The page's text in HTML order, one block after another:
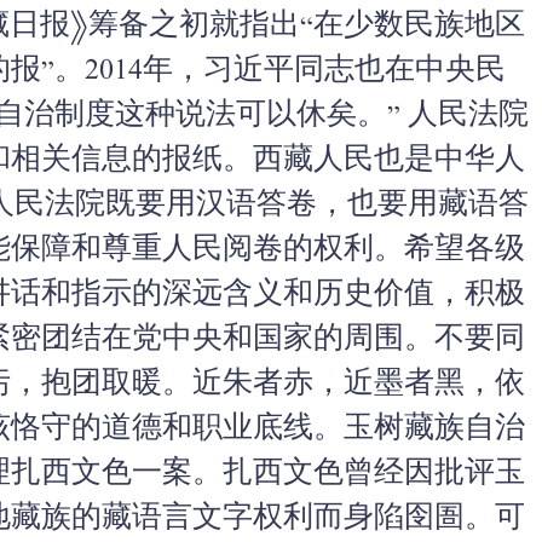
报》筹备之初就指出“在少数民族地区
”。2014年， 习近平同志也在中央民
治制度这种说法可以休矣。” 人民法院
关信息的报纸。 西藏人民也是中华人
法院既要用汉语答卷，也要用藏语答
障和尊重人民阅卷的权利。 希望各级
和指示的深远含义和历史价值，积极
密团结在党中央和国家的周围。 不要同
抱团取暖。近朱者赤， 近墨者黑，依
守的道德和职业底线。 玉树藏族自治
西文色一案。 扎西文色曾经因批评玉
族的藏语言文字权利而身陷囹圄。 可